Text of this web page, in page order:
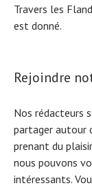
Travers les
est donné.
Rejoindre
Nos rédacteurs
partager autour
prenant du
nous pouvons
intéressants.